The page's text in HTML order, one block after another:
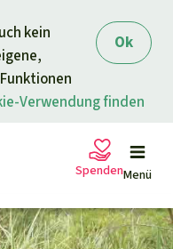
Ok
kein
Verwendung finden
Menü
Spenden